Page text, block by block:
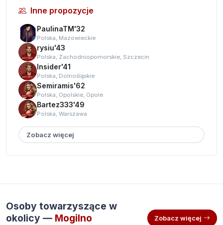
Inne propozycje
PaulinaTM'32
Polska, Mazowieckie
rysiu'43
Polska, Zachodniopomorskie, Szczecin
Insider'41
Polska, Dolnośląskie
Semiramis'62
Polska, Opolskie, Opole
Bartez333'49
Polska, Warszawa
Zobacz więcej
Osoby towarzyszące w
okolicy — Mogilno Zobacz więcej